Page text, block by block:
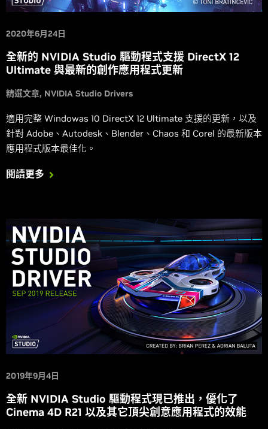
2020年6月24日
全新的 NVIDIA Studio 驅動程式支援 DirectX 12
Ultimate 與最新的創作應用程式更新
精選文章 NVIDIA Studio Drivers
適用完整 Windowas 10 DirectX 12 Ultimate 支援的更新，以及
針對 Adobe、Autodesk、Blender、Chaos 和 Corel 的最新版本
應用程式版本最佳化。
閱讀更多
2019年9月4日
全新 NVIDIA Studio 驅動程式現已推出，優化了
Cinema 4D R21 以及其它頂尖創意應用程式的效能